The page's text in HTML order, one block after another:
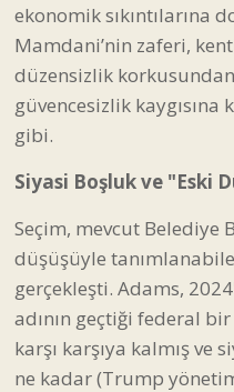
ekonomik sıkıntılarına
Mamdani’nin zaferi,
düzensizlik
güvencesizlik kaygısına
gibi.
Siyasi Boşluk ve "Eski
Seçim, mevcut Belediye
düşüşüyle
gerçekleşti. Adams,
adının geçtiği federal
karşı karşıya kalmış ve
ne kadar (Trump